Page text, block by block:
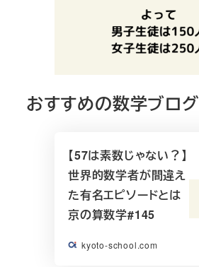
おすすめの数学ブログ
【57は素数じゃない？】
世界的数学者が間違え
た有名エピソードとは
京の算数学#145
kyoto-school.com